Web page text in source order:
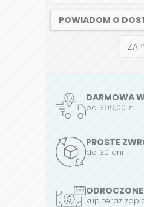
POWIADOM O
DARMOWA
od 399,00 zł
PROSTE
do 30 dni
kup teraz